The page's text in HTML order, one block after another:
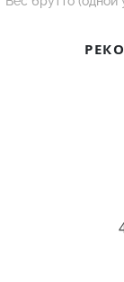
Контакт
Ковш